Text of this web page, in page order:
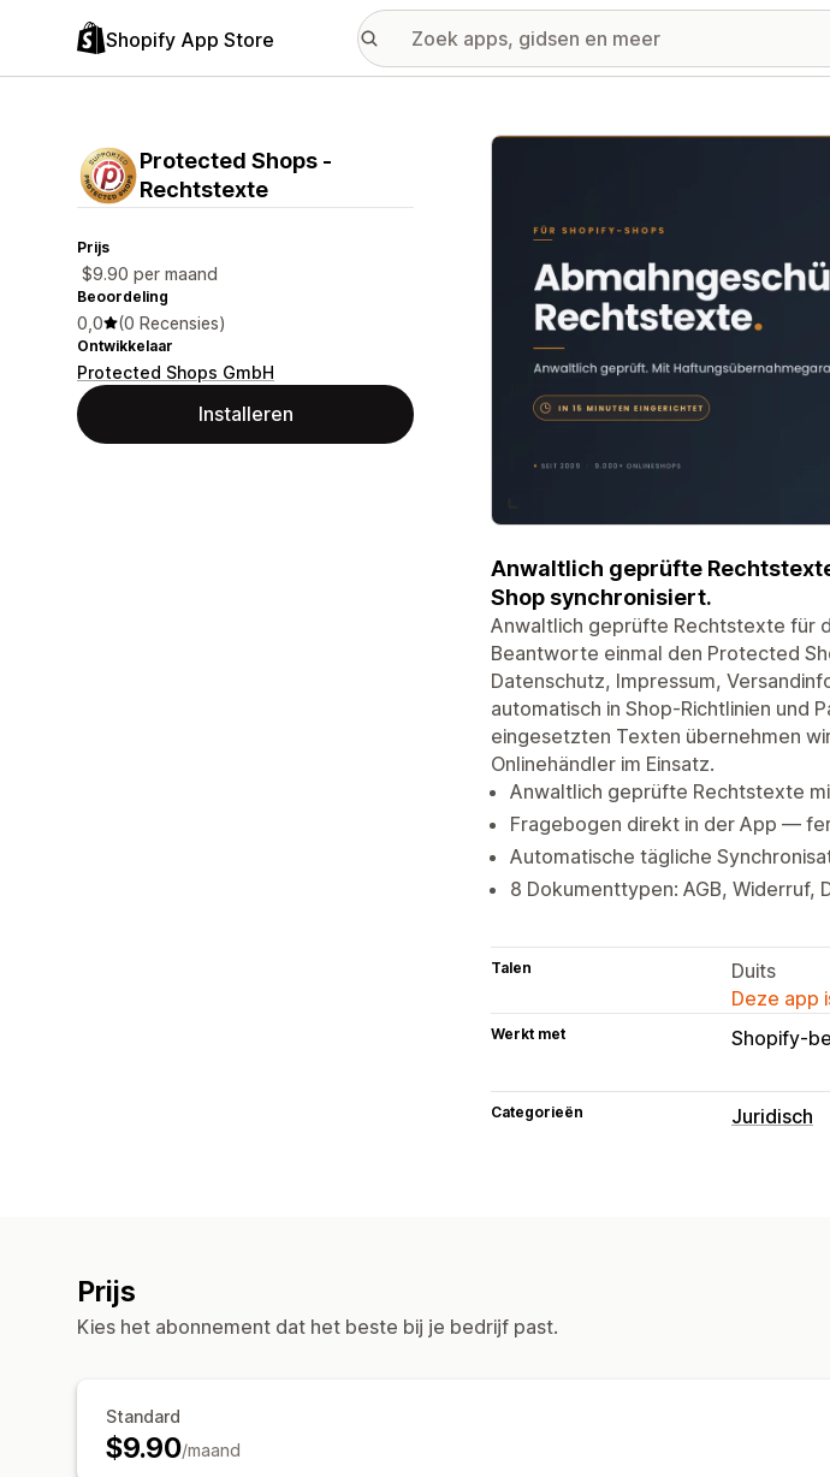
Shopify App Store
Protected Shops ‑
Rechtstexte
Prijs
$9.90 per maand
Beoordeling
0,0 (0 Recensies)
Ontwikkelaar
Protected Shops GmbH
Installeren
Galerij met uitgelichte afbeeldingen
Anwaltlich geprüfte
Shop synchronisiert.
Anwaltlich geprüfte Rechtstexte für
Beantworte einmal den Protected
Datenschutz, Impressum,
automatisch in Shop-Richtlinien und
eingesetzten Texten übernehmen
Onlinehändler im Einsatz.
Anwaltlich geprüfte Rechtstexte
Fragebogen direkt in der App —
Automatische tägliche
8 Dokumenttypen: AGB, Widerruf,
Talen
Duits
Deze app
Werkt met Shopify-
Categorieën Juridisch
Prijs
Kies het abonnement dat het beste bij je bedrijf past.
Standard
$9.90/maand